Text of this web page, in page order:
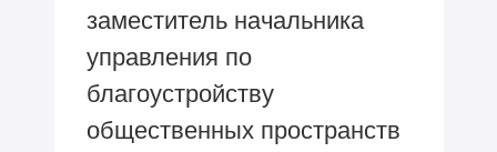
заместитель начальника
управления по
благоустройству
общественных пространств